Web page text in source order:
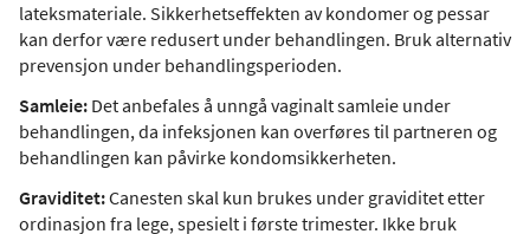
lateksmateriale. Sikkerhetseffekten av kondomer og pessar
kan derfor være redusert under behandlingen. Bruk alternativ
prevensjon under behandlingsperioden.
Samleie: Det anbefales å unngå vaginalt samleie under
behandlingen, da infeksjonen kan overføres til partneren og
behandlingen kan påvirke kondomsikkerheten.
Graviditet:Canesten skal kun brukes under graviditet etter
ordinasjon fra lege, spesielt i første trimester. Ikke bruk